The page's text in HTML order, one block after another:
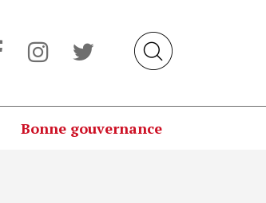
Bonne gouvernance